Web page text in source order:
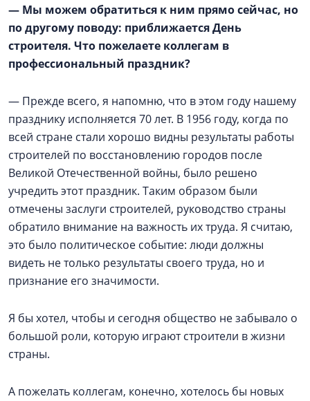
— Мы можем обратиться к ним прямо сейчас, но
по другому поводу: приближается День
строителя. Что пожелаете коллегам в
профессиональный праздник?
— Прежде всего, я напомню, что в этом году нашему
празднику исполняется 70 лет. В 1956 году, когда по
всей стране стали хорошо видны результаты работы
строителей по восстановлению городов после
Великой Отечественной войны, было решено
учредить этот праздник. Таким образом были
отмечены заслуги строителей, руководство страны
обратило внимание на важность их труда. Я считаю,
это было политическое событие: люди должны
видеть не только результаты своего труда, но и
признание его значимости.
Я бы хотел, чтобы и сегодня общество не забывало о
большой роли, которую играют строители в жизни
страны.
А пожелать коллегам, конечно, хотелось бы новых